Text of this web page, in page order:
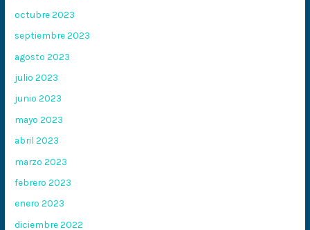
octubre 2023
septiembre 2023
agosto 2023
julio 2023
junio 2023
mayo 2023
abril 2023
marzo 2023
febrero 2023
enero 2023
diciembre 2022